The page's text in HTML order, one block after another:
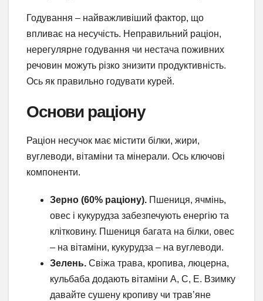
Годування – найважливіший фактор, що
впливає на несучість. Неправильний раціон,
нерегулярне годування чи нестача поживних
речовин можуть різко знизити продуктивність.
Ось як правильно годувати курей.
Основи раціону
Раціон несучок має містити білки, жири,
вуглеводи, вітаміни та мінерали. Ось ключові
компоненти.
Зерно (60% раціону). Пшениця, ячмінь,
овес і кукурудза забезпечують енергію та
клітковину. Пшениця багата на білки, овес
– на вітаміни, кукурудза – на вуглеводи.
Зелень. Свіжа трава, кропива, люцерна,
кульбаба додають вітаміни А, С, Е. Взимку
давайте сушену кропиву чи трав’яне